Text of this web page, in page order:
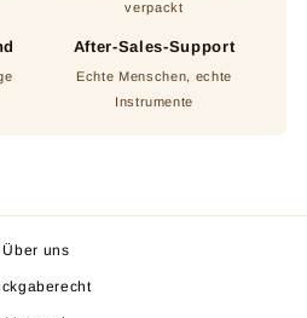
verpackt
After-Sales-Support
Echte Menschen, echte
Instrumente
Über uns